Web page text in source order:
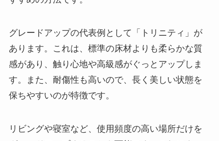
グレードアップの代表例として「トリニティ」が
あります。これは、標準の床材よりも柔らかな質
感があり、触り心地や高級感がぐっとアップしま
す。また、耐傷性も高いので、長く美しい状態を
保ちやすいのが特徴です。
リビングや寝室など、使用頻度の高い場所だけを